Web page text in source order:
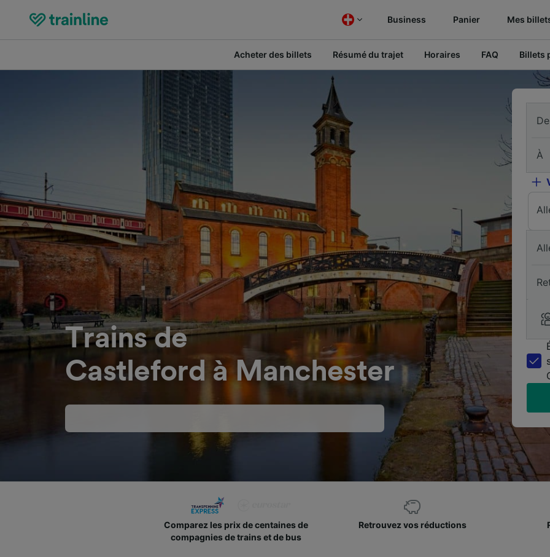
Business Panier Mes
Acheter des billets Résumé du trajet Horaires FAQ Billets
Trains de
Castleford à Manchester
De
À
Comparez les prix de centaines de
compagnies de trains et de bus
Retrouvez vos réductions